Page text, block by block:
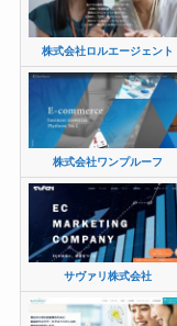
株式会社ロルエージェント
株式会社ワンプルーフ
サヴァリ株式会社